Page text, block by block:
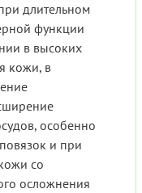
длительном
функции
в высоких
кожи, в
особенно
и при
со
осложнения